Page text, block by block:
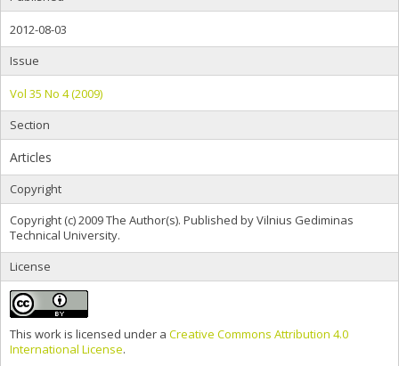
2012-08-03
Issue
Vol 35 No 4 (2009)
Section
Articles
Copyright
Copyright (c) 2009 The Author(s). Published by Vilnius Gediminas
Technical University.
License
This work is licensed under a Creative Commons Attribution 4.0
International License.